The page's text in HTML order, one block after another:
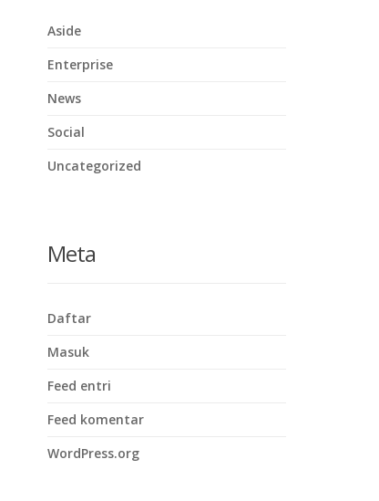
Aside
Enterprise
News
Social
Uncategorized
Meta
Daftar
Masuk
Feed entri
Feed komentar
WordPress.org